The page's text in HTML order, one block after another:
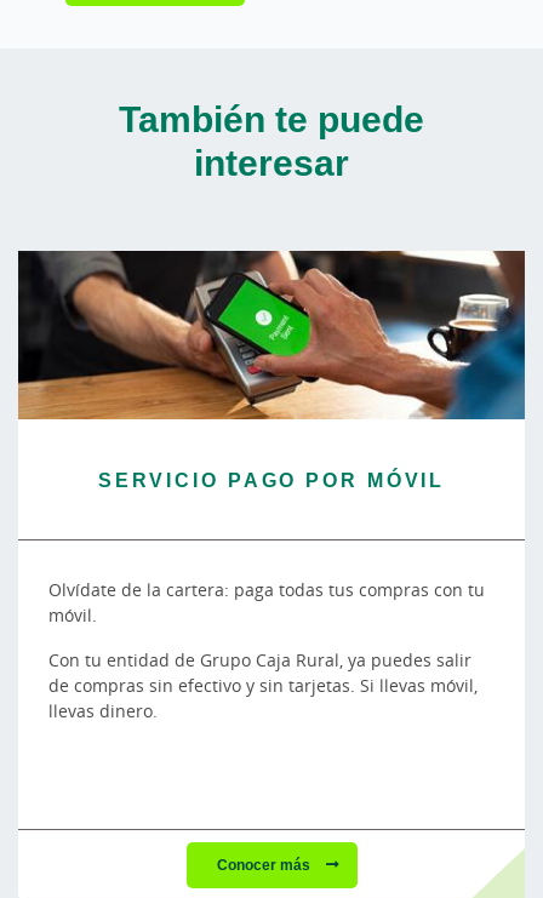
También te puede
interesar
SERVICIO PAGO POR MÓVIL
Olvídate de la cartera: paga todas tus compras con tu
móvil.
Con tu entidad de Grupo Caja Rural, ya puedes salir
de compras sin efectivo y sin tarjetas. Si llevas móvil,
llevas dinero.
Conocer más